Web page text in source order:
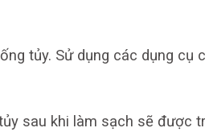
tủy. Sử dụng các dụng cụ
sau khi làm sạch sẽ được